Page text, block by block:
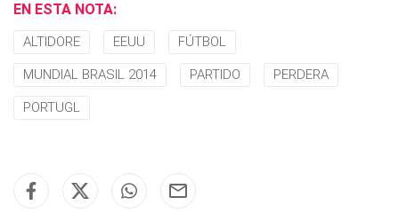
EN ESTA NOTA:
ALTIDORE EEUU FÚTBOL
MUNDIAL BRASIL 2014 PARTIDO PERDERA
PORTUGL